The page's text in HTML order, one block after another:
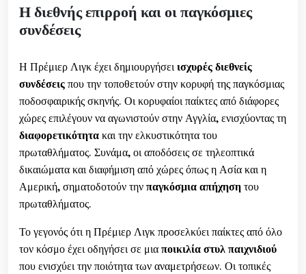
Η διεθνής επιρροή και οι παγκόσμιες
συνδέσεις
Η Πρέμιερ Λιγκ έχει δημιουργήσειισχυρές διεθνείς
συνδέσειςπου την τοποθετούν στην κορυφή της παγκόσμιας
ποδοσφαιρικής σκηνής. Οι κορυφαίοι παίκτες από διάφορες
χώρες επιλέγουν να αγωνιστούν στην Αγγλία, ενισχύοντας τη
διαφορετικότητακαι την ελκυστικότητα του
πρωταθλήματος. Συνάμα, οι αποδόσεις σε τηλεοπτικά
δικαιώματα και διαφήμιση από χώρες όπως η Ασία και η
Αμερική, σηματοδοτούν τηνπαγκόσμια απήχησητου
πρωταθλήματος.
Το γεγονός ότι η Πρέμιερ Λιγκ προσελκύει παίκτες από όλο
τον κόσμο έχει οδηγήσει σε μιαποικιλία στυλ παιχνιδιού
που ενισχύει την ποιότητα των αναμετρήσεων. Οι τοπικές